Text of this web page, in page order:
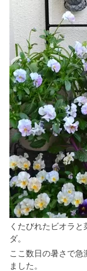
くたびれたビオラ
ダ。
ここ数日の暑さで急
ました。